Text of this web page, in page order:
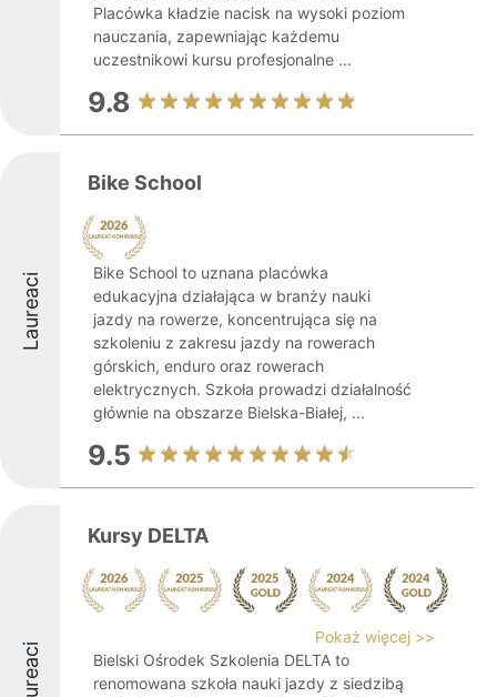
Placówka kładzie nacisk na wysoki poziom
nauczania, zapewniając każdemu
uczestnikowi kursu profesjonalne ...
9.8
Laureaci
Bike School
Bike School to uznana placówka
edukacyjna działająca w branży nauki
jazdy na rowerze, koncentrująca się na
szkoleniu z zakresu jazdy na rowerach
górskich, enduro oraz rowerach
elektrycznych. Szkoła prowadzi działalność
głównie na obszarze Bielska-Białej, ...
9.5
Laureaci
Kursy DELTA
Pokaż więcej >>
Bielski Ośrodek Szkolenia DELTA to
renomowana szkoła nauki jazdy z siedzibą